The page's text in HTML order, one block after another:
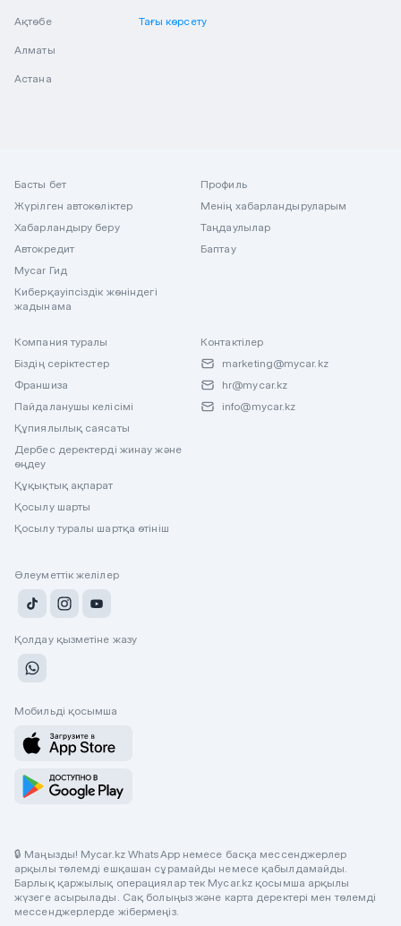
Ақтөбе
Алматы
Астана
Тағы көрсету
Басты бет
Жүрілген автокөліктер
Хабарландыру беру
Автокредит
Mycar Гид
Киберқауіпсіздік жөніндегі
жадынама
Профиль
Менің хабарландыруларым
Таңдаулылар
Баптау
Компания туралы
Біздің серіктестер
Франшиза
Пайдаланушы келісімі
Құпиялылық саясаты
Дербес деректерді жинау және
өңдеу
Құқықтық ақпарат
Қосылу шарты
Қосылу туралы шартқа өтініш
Контактілер
marketing@mycar.kz
hr@mycar.kz
info@mycar.kz
Әлеуметтік желілер
Қолдау қызметіне жазу
Мобильді қосымша
🔒 Маңызды! Mycar.kz WhatsApp немесе басқа мессенджерлер
арқылы төлемді ешқашан сұрамайды немесе қабылдамайды.
Барлық қаржылық операциялар тек Mycar.kz қосымша арқылы
жүзеге асырылады. Сақ болыңыз және карта деректері мен төлемді
мессенджерлерде жібермеңіз.